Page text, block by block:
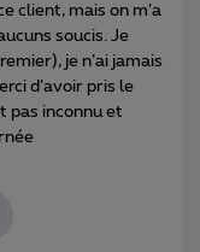
client, mais on m’a
soucis. Je
je n’ai jamais
d’avoir pris le
pas inconnu et